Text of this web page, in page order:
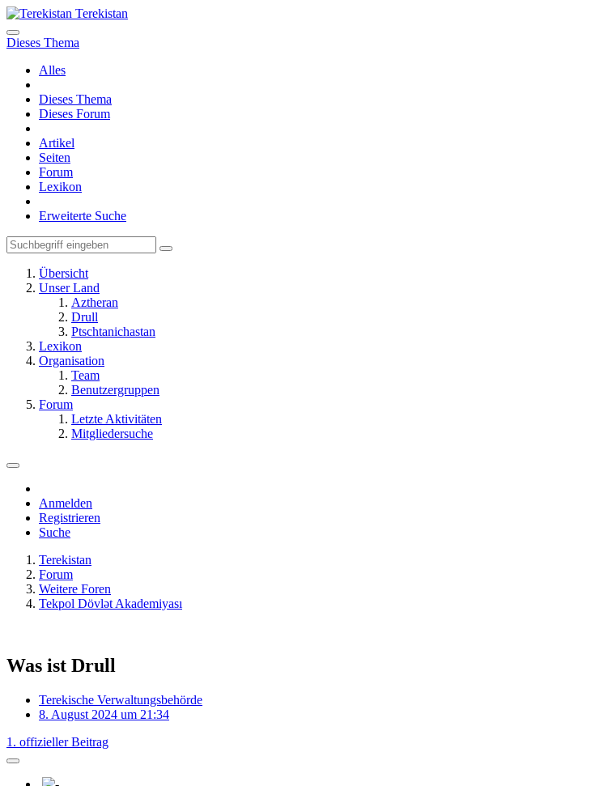
Terekistan
Dieses Thema
Alles
Dieses Thema
Dieses Forum
Artikel
Seiten
Forum
Lexikon
Erweiterte Suche
Übersicht
Unser Land
Aztheran
Drull
Ptschtanichastan
Lexikon
Organisation
Team
Benutzergruppen
Forum
Letzte Aktivitäten
Mitgliedersuche
Anmelden
Registrieren
Suche
Terekistan
Forum
Weitere Foren
Tekpol Dövlət Akademiyası
Was ist Drull
Terekische Verwaltungsbehörde
8. August 2024 um 21:34
1. offizieller Beitrag